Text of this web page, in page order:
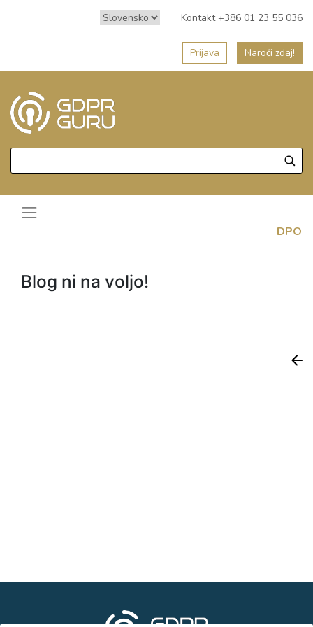
Kontakt +386 01 23 55 036
Prijava Naroči zdaj!
DPO
Blog ni na voljo!